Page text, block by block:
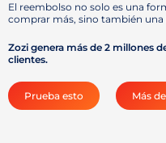
El reembolso no solo es una
comprar más, sino también
Zozi genera más de 2 millones
clientes.
Prueba esto Más